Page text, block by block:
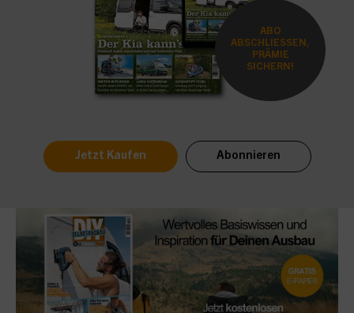
ABO
ABSCHLIESSEN,
PRÄMIE
SICHERN!
Jetzt Kaufen Abonnieren